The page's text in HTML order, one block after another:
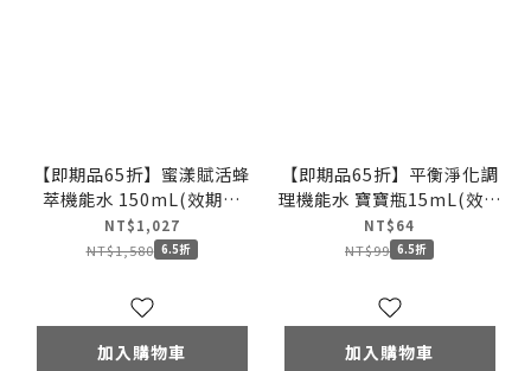
【即期品65折】蜜漾賦活蜂
萃機能水 150mL(效期至
2027.05.01)
NT$1,027
NT$1,580 6.5折
加入購物車
【即期品65折】平衡淨化調
理機能水 寶寶瓶15mL(效期
至2027.05)
NT$64
NT$99 6.5折
加入購物車